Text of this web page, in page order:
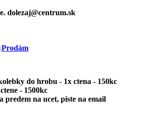
dolezaj@centrum.sk
Prodám
do hrobu - 1x ctena - 150kc
- 1500kc
predem na ucet, piste na email